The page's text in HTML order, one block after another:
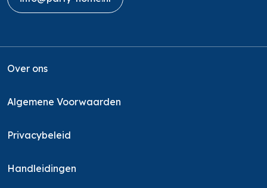
Over ons
Algemene Voorwaarden
Privacybeleid
Handleidingen